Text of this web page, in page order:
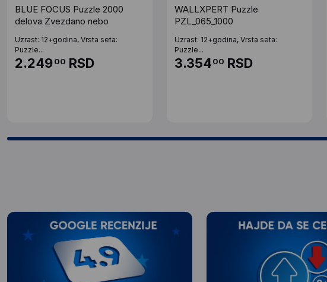
BLUE FOCUS Puzzle 2000
delova Zvezdano nebo
Uzrast: 12+godina, Vrsta seta:
Puzzle...
2.24900 RSD
WALLXPERT Puzzle
PZL_065_1000
Uzrast: 12+godina, Vrsta seta:
Puzzle...
3.35400 RSD